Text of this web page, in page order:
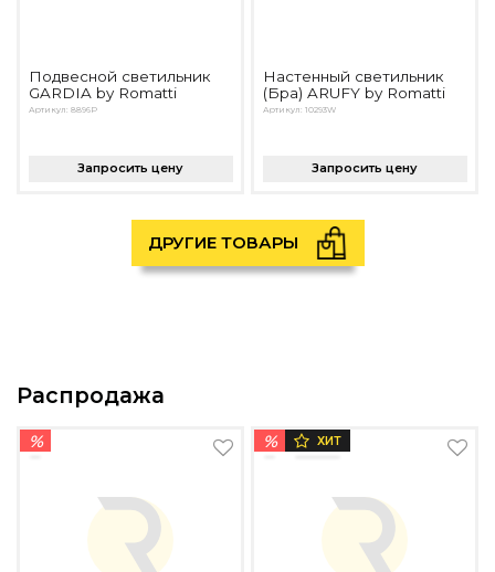
Подвесной светильник
GARDIA by Romatti
Артикул: 8896P
Запросить цену
Настенный светильник
(Бра) ARUFY by Romatti
Артикул: 10293W
Запросить цену
ДРУГИЕ ТОВАРЫ
Распродажа
% % ХИТ